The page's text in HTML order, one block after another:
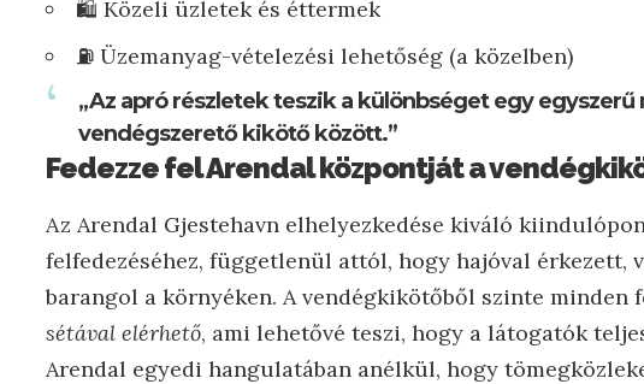
🛍️ Közeli üzletek és éttermek
⛽ Üzemanyag-vételezési lehetőség (a közelben)
„Az apró részletek teszik a különbséget egy egyszerű
vendégszerető kikötő között.”
Fedezze fel Arendal központját a
Az Arendal Gjestehavn elhelyezkedése kiváló
felfedezéséhez, függetlenül attól, hogy hajóval érkezett,
barangol a környéken. A vendégkikötőből szinte minden
sétával elérhető, ami lehetővé teszi, hogy a látogatók
Arendal egyedi hangulatában anélkül, hogy